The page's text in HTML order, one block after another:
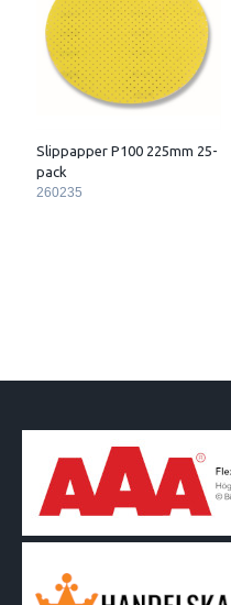
Slippapper P100 225mm 25-
pack
260235